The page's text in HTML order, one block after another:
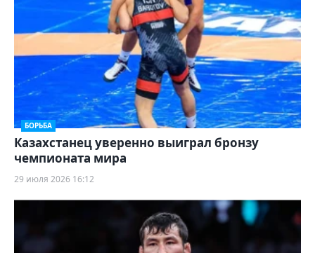
БОРЬБА
Казахстанец уверенно выиграл бронзу
чемпионата мира
29 июля 2026 16:12